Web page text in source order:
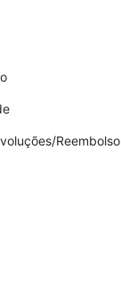
Reembolso